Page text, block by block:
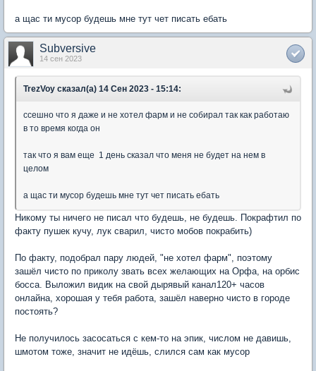
а щас ти мусор будешь мне тут чет писать ебать
Subversive
14 сен 2023
TrezVoy сказал(а) 14 Сен 2023 - 15:14:
ссешно что я даже и не хотел фарм и не собирал так как работаю
в то время когда он
так что я вам еще 1 день сказал что меня не будет на нем в
целом
а щас ти мусор будешь мне тут чет писать ебать
Никому ты ничего не писал что будешь, не будешь. Покрафтил по
факту пушек кучу, лук сварил, чисто мобов покрабить)
По факту, подобрал пару людей, "не хотел фарм", поэтому
зашёл чисто по приколу звать всех желающих на Орфа, на орбис
босса. Выложил видик на свой дырявый канал120+ часов
онлайна, хорошая у тебя работа, зашёл наверно чисто в городе
постоять?
Не получилось засосаться с кем-то на эпик, числом не давишь,
шмотом тоже, значит не идёшь, слился сам как мусор